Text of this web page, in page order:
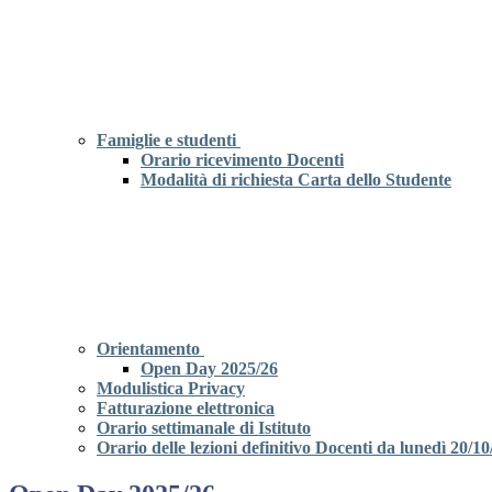
Famiglie e studenti
Orario ricevimento Docenti
Modalità di richiesta Carta dello Studente
Orientamento
Open Day 2025/26
Modulistica Privacy
Fatturazione elettronica
Orario settimanale di Istituto
Orario delle lezioni definitivo Docenti da lunedì 20/